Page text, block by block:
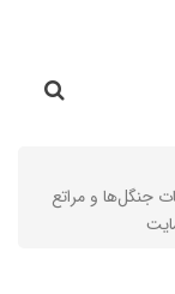
جنگل‌ها و مراتع